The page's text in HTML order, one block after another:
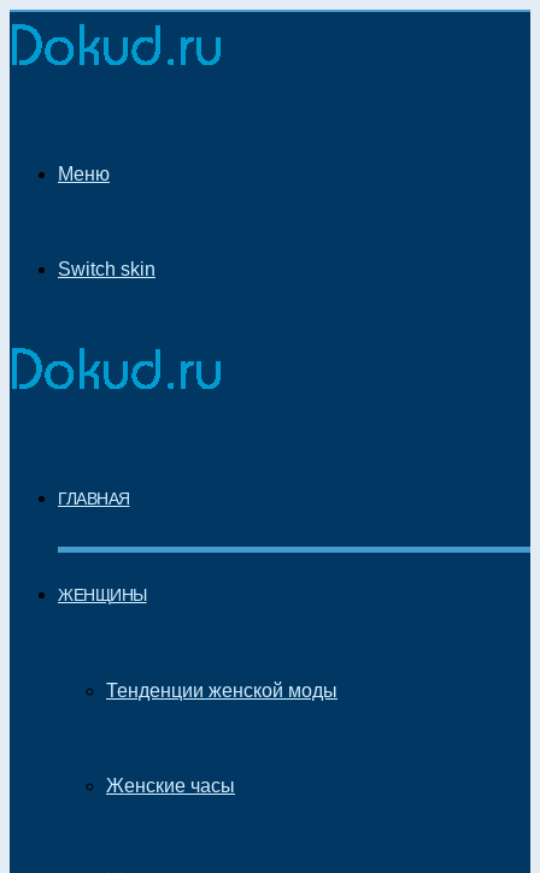
Меню
Switch skin
ГЛАВНАЯ
ЖЕНЩИНЫ
Тенденции женской моды
Женские часы